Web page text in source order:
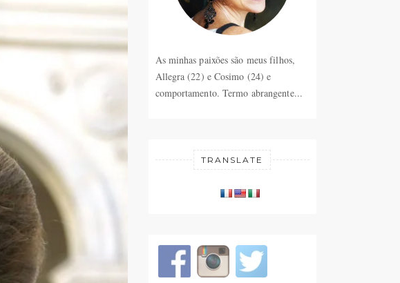
As minhas paixões são meus filhos,
Allegra (22) e Cosimo (24) e
comportamento. Termo abrangente...
TRANSLATE